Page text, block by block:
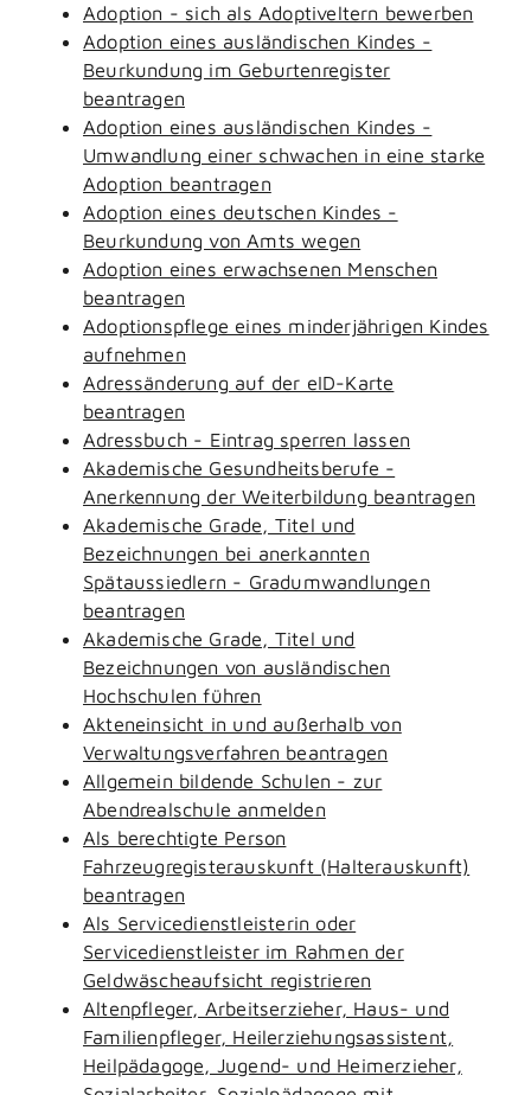
Adoption - sich als Adoptiveltern bewerben
Adoption eines ausländischen Kindes -
Beurkundung im Geburtenregister
beantragen
Adoption eines ausländischen Kindes -
Umwandlung einer schwachen in eine starke
Adoption beantragen
Adoption eines deutschen Kindes -
Beurkundung von Amts wegen
Adoption eines erwachsenen Menschen
beantragen
Adoptionspflege eines minderjährigen Kindes
aufnehmen
Adressänderung auf der eID-Karte
beantragen
Adressbuch - Eintrag sperren lassen
Akademische Gesundheitsberufe -
Anerkennung der Weiterbildung beantragen
Akademische Grade, Titel und
Bezeichnungen bei anerkannten
Spätaussiedlern - Gradumwandlungen
beantragen
Akademische Grade, Titel und
Bezeichnungen von ausländischen
Hochschulen führen
Akteneinsicht in und außerhalb von
Verwaltungsverfahren beantragen
Allgemein bildende Schulen - zur
Abendrealschule anmelden
Als berechtigte Person
Fahrzeugregisterauskunft (Halterauskunft)
beantragen
Als Servicedienstleisterin oder
Servicedienstleister im Rahmen der
Geldwäscheaufsicht registrieren
Altenpfleger, Arbeitserzieher, Haus- und
Familienpfleger, Heilerziehungsassistent,
Heilpädagoge, Jugend- und Heimerzieher,